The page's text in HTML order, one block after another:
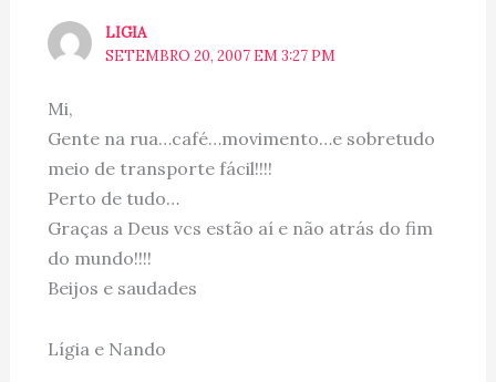
LIGIA
SETEMBRO 20, 2007 EM 3:27 PM
Mi,
Gente na rua…café…movimento…e sobretudo
meio de transporte fácil!!!!
Perto de tudo…
Graças a Deus vcs estão aí e não atrás do fim
do mundo!!!!
Beijos e saudades
Lígia e Nando